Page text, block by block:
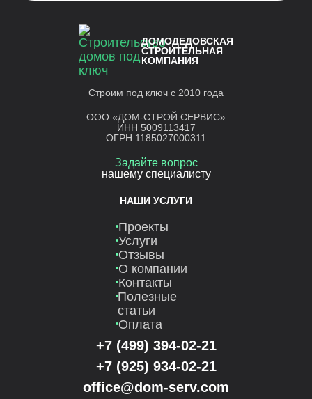
ДОМОДЕДОВСКАЯ
СТРОИТЕЛЬНАЯ
КОМПАНИЯ
Строим под ключ с 2010 года
ООО «ДОМ-СТРОЙ СЕРВИС»
ИНН 5009113417
ОГРН 1185027000311
Задайте вопрос
нашему специалисту
НАШИ УСЛУГИ
Проекты
Услуги
Отзывы
О компании
Контакты
Полезные
статьи
Оплата
+7 (499) 394-02-21
+7 (925) 934-02-21
office@dom-serv.com